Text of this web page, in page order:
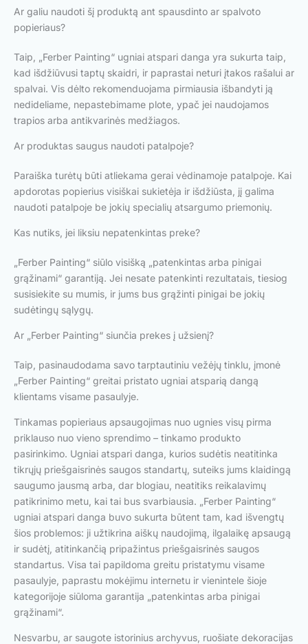
Ar galiu naudoti šį produktą ant spausdinto ar spalvoto
popieriaus?
Taip, „Ferber Painting“ ugniai atspari danga yra sukurta taip,
kad išdžiūvusi taptų skaidri, ir paprastai neturi įtakos rašalui ar
spalvai. Vis dėlto rekomenduojama pirmiausia išbandyti ją
nedideliame, nepastebimame plote, ypač jei naudojamos
trapios arba antikvarinės medžiagos.
Ar produktas saugus naudoti patalpoje?
Paraiška turėtų būti atliekama gerai vėdinamoje patalpoje. Kai
apdorotas popierius visiškai sukietėja ir išdžiūsta, jį galima
naudoti patalpoje be jokių specialių atsargumo priemonių.
Kas nutiks, jei liksiu nepatenkintas preke?
„Ferber Painting“ siūlo visišką „patenkintas arba pinigai
grąžinami“ garantiją. Jei nesate patenkinti rezultatais, tiesiog
susisiekite su mumis, ir jums bus grąžinti pinigai be jokių
sudėtingų sąlygų.
Ar „Ferber Painting“ siunčia prekes į užsienį?
Taip, pasinaudodama savo tarptautiniu vežėjų tinklu, įmonė
„Ferber Painting“ greitai pristato ugniai atsparią dangą
klientams visame pasaulyje.
Tinkamas popieriaus apsaugojimas nuo ugnies visų pirma
priklauso nuo vieno sprendimo – tinkamo produkto
pasirinkimo. Ugniai atspari danga, kurios sudėtis neatitinka
tikrųjų priešgaisrinės saugos standartų, suteiks jums klaidingą
saugumo jausmą arba, dar blogiau, neatitiks reikalavimų
patikrinimo metu, kai tai bus svarbiausia. „Ferber Painting“
ugniai atspari danga buvo sukurta būtent tam, kad išvengtų
šios problemos: ji užtikrina aiškų naudojimą, ilgalaikę apsaugą
ir sudėtį, atitinkančią pripažintus priešgaisrinės saugos
standartus. Visa tai papildoma greitu pristatymu visame
pasaulyje, paprastu mokėjimu internetu ir vienintele šioje
kategorijoje siūloma garantija „patenkintas arba pinigai
grąžinami“.
Nesvarbu, ar saugote istorinius archyvus, ruošiate dekoracijas